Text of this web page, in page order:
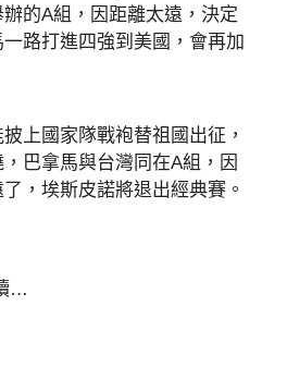
的A組，因距離太遠，決定
路打進四強到美國，會再加
上國家隊戰袍替祖國出征，
巴拿馬與台灣同在A組，因
，埃斯皮諾將退出經典賽。
…